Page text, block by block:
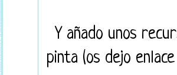
Y añado unos
pinta (os dejo